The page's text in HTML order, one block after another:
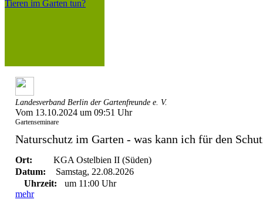
Landesverband Berlin der Gartenfreunde e. V.
Vom 13.10.2024 um 09:51 Uhr
Gartenseminare
Naturschutz im Garten - was kann ich für den
Ort:
KGA Ostelbien II (Süden)
Datum:
Samstag, 22.08.2026
Uhrzeit:
um 11:00 Uhr
mehr